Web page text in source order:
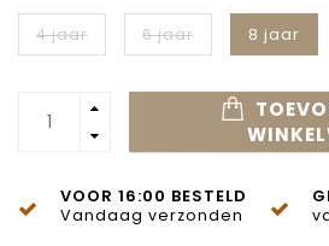
4 jaar 6 jaar 8 jaar
VOOR 16:00 BESTELD
Vandaag verzonden